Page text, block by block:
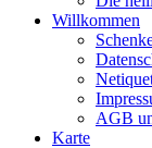
Willkommen
AGB
Karte